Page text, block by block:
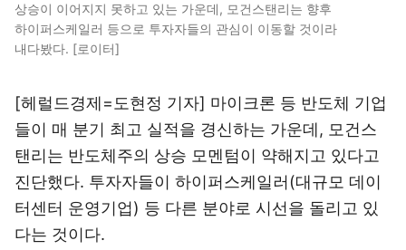
상승이 이어지지 못하고 있는 가운데, 모건스탠리는 향후
하이퍼스케일러 등으로 투자자들의 관심이 이동할 것이라
내다봤다. [로이터]
[헤럴드경제=도현정 기자] 마이크론 등 반도체 기업
들이 매 분기 최고 실적을 경신하는 가운데, 모건스
탠리는 반도체주의 상승 모멘텀이 약해지고 있다고
진단했다. 투자자들이 하이퍼스케일러(대규모 데이
터센터 운영기업) 등 다른 분야로 시선을 돌리고 있
다는 것이다.